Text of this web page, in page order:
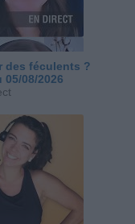
des féculents ?
08/2026